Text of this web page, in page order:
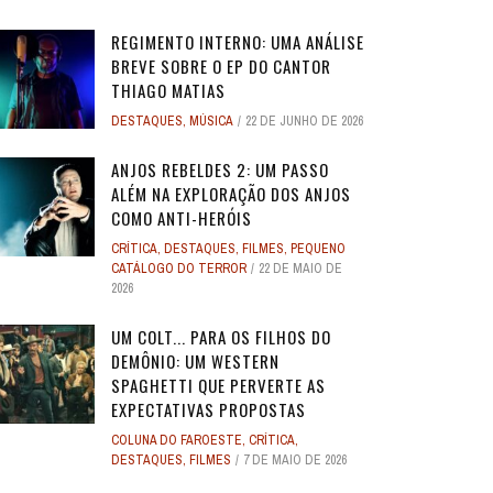
SUPERMAN
17 DE JULHO DE 2025
ANJOS REBELDES: UM EXPERIMENTO
SINGULAR DO CINEMA DE HORROR
DOS ANOS 1990, ...
28 DE ABRIL DE 2026 3
ANJOS REBELDES: UM EXPERIMENTO
SINGULAR DO CINEMA DE HORROR
DOS ANOS 1990, ...
28 DE ABRIL DE 2026 3
VERÃO PASSADO: UMA SÉRIE JUVENIL
...
4 DE JULHO DE 2025 32
MENINO LOBO
31 DE AGOSTO DE 2016
REGIMENTO INTERNO: UMA ANÁLISE
BREVE SOBRE O EP DO CANTOR
THIAGO MATIAS
DESTAQUES, MÚSICA 22 DE JUNHO DE 2026
ANJOS REBELDES 2: UM PASSO
ALÉM NA EXPLORAÇÃO DOS ANJOS
COMO ANTI-HERÓIS
CRÍTICA, DESTAQUES, FILMES, PEQUENO
CATÁLOGO DO TERROR
22 DE MAIO DE
2026
UM COLT... PARA OS FILHOS DO
DEMÔNIO: UM WESTERN
SPAGHETTI QUE PERVERTE AS
EXPECTATIVAS PROPOSTAS
COLUNA DO FAROESTE, CRÍTICA,
DESTAQUES, FILMES 7 DE MAIO DE 2026